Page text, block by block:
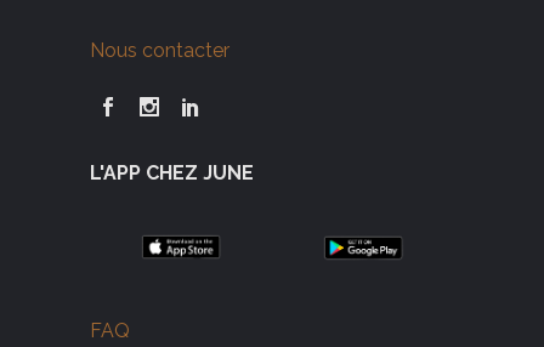
Nous contacter
L'APP CHEZ JUNE
FAQ